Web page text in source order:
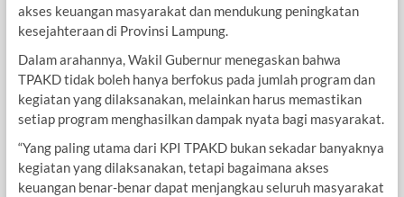
akses keuangan masyarakat dan mendukung peningkatan
kesejahteraan di Provinsi Lampung.
Dalam arahannya, Wakil Gubernur menegaskan bahwa
TPAKD tidak boleh hanya berfokus pada jumlah program dan
kegiatan yang dilaksanakan, melainkan harus memastikan
setiap program menghasilkan dampak nyata bagi masyarakat.
“Yang paling utama dari KPI TPAKD bukan sekadar banyaknya
kegiatan yang dilaksanakan, tetapi bagaimana akses
keuangan benar-benar dapat menjangkau seluruh masyarakat